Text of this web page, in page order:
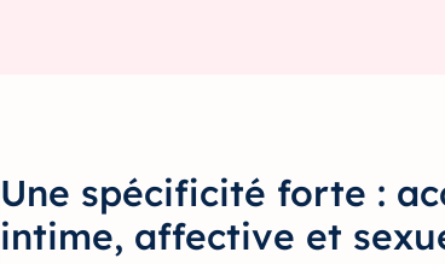
Une spécificité forte :
intime, affective et